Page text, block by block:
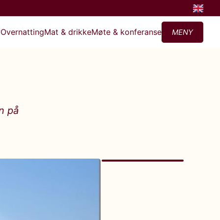
OvernattingMat & drikkeMøte & konferanse MENY
på